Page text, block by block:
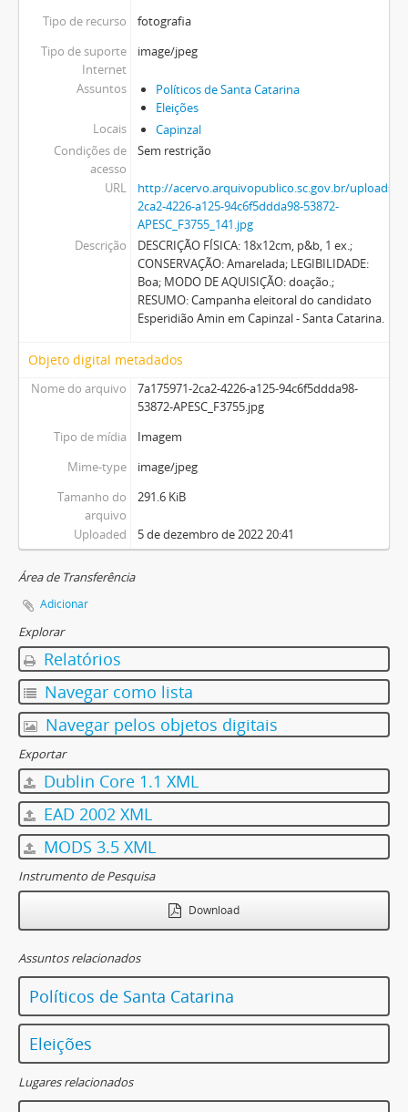
Tipo de recurso
fotografia
Tipo de suporte
Internet
image/jpeg
Assuntos
Políticos de Santa Catarina
Eleições
Locais
Capinzal
Condições de
acesso
Sem restrição
URL
http://acervo.arquivopublico.sc.gov.br/uploads/r/
2ca2-4226-a125-94c6f5ddda98-53872-
APESC_F3755_141.jpg
Descrição
DESCRIÇÃO FÍSICA: 18x12cm, p&b, 1 ex.;
CONSERVAÇÃO: Amarelada; LEGIBILIDADE:
Boa; MODO DE AQUISIÇÃO: doação.;
RESUMO: Campanha eleitoral do candidato
Esperidião Amin em Capinzal - Santa Catarina.
Objeto digital metadados
Nome do arquivo
7a175971-2ca2-4226-a125-94c6f5ddda98-
53872-APESC_F3755.jpg
Tipo de mídia
Imagem
Mime-type
image/jpeg
Tamanho do
arquivo
291.6 KiB
Uploaded 5 de dezembro de 2022 20:41
Área de Transferência
Adicionar
Explorar
Relatórios
Navegar como lista
Navegar pelos objetos digitais
Exportar
Dublin Core 1.1 XML
EAD 2002 XML
MODS 3.5 XML
Instrumento de Pesquisa
Download
Assuntos relacionados
Políticos de Santa Catarina
Eleições
Lugares relacionados